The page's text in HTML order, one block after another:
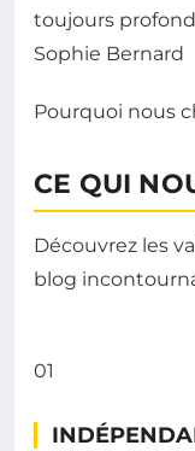
toujours
Sophie Bernard
Pourquoi nous
CE QUI
Découvrez les
blog
01